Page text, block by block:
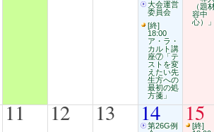
大会運営
委員会
[終]
18:00
ア・ラ・
カルト講
座⑦「テ
ストを変
えたい先
生方への
最初の処
方箋」
（題
容中
心）
11 12 13 14
第26G例
15
[終]